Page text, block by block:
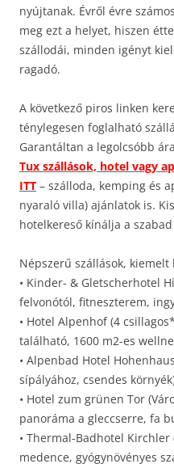
nyújtanak. Évről évre
meg ezt a helyet, hiszen
szállodái, minden igényt
ragadó.
A következő piros linken
ténylegesen foglalható
Garantáltan a legolcsóbb
Tux szállások, hotel vagy
ITT – szálloda, kemping és
nyaraló villa) ajánlatok is.
hotelkereső kínálja a
Népszerű szállások, kiemelt
• Kinder- & Gletscherhotel
felvonótól, fitneszterem,
• Hotel Alpenhof (4
található, 1600 m2-es
• Alpenbad Hotel
sípályához, csendes
• Hotel zum grünen Tor
panoráma a gleccserre, fa
• Thermal-Badhotel
medence, gyógynövényes